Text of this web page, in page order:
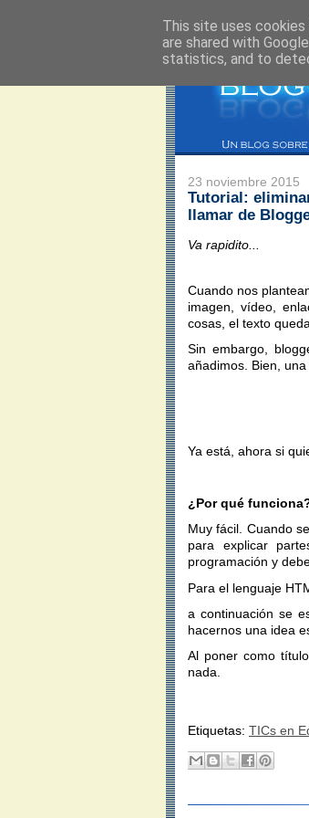
23 noviembre 2015
Tutorial:
llamar de
Va rapidito...
Cuando nos
imagen, vídeo,
cosas, el texto
Sin embargo,
añadimos. Bien,
Ya está, ahora si
¿Por qué
Muy fácil. Cuando
para explicar
programación y
Para el lenguaje
a continuación se
hacernos una idea
Al poner como
nada.
Etiquetas: TICs en
This site uses
are shared with
statistics, and to